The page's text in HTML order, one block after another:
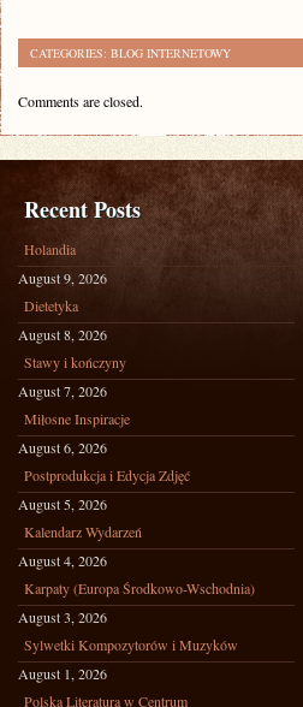
CATEGORIES: BLOG INTERNETOWY
Comments are closed.
Recent Posts
Holandia
August 9, 2026
Dietetyka
August 8, 2026
Stawy i kończyny
August 7, 2026
Miłosne Inspiracje
August 6, 2026
Postprodukcja i Edycja Zdjęć
August 5, 2026
Kalendarz Wydarzeń
August 4, 2026
Karpaty (Europa Środkowo-Wschodnia)
August 3, 2026
Sylwetki Kompozytorów i Muzyków
August 1, 2026
Polska Literatura w Centrum